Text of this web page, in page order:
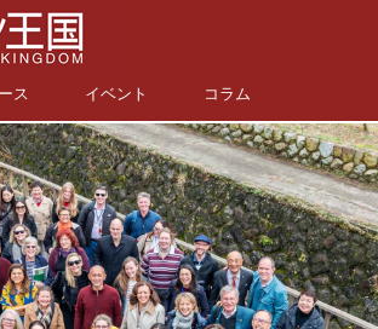
ス イベント コラム